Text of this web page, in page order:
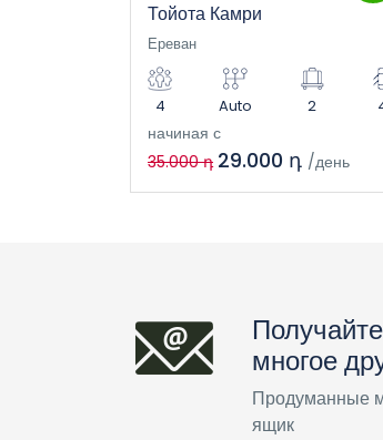
Тойота Камри
Ереван
4 Auto 2
начиная с
35.000 դ 29.000 դ /день
многое
Продуманные
ящик